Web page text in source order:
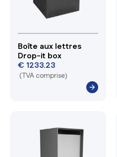
Boîte aux lettres
Drop-it box
€ 1233.23
(TVA comprise)